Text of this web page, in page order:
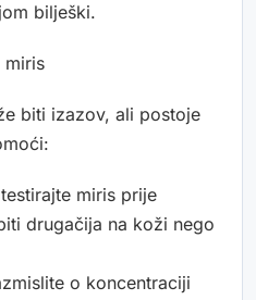
bilješki.
miris
biti izazov, ali postoje
miris prije
drugačija na koži nego
o koncentraciji